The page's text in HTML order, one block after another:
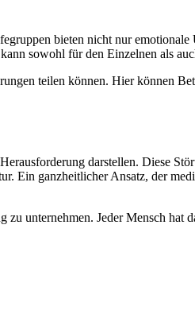
bieten nicht nur
sowohl für den Einzelnen als
teilen können. Hier können
darstellen. Diese
Ein ganzheitlicher Ansatz, der
unternehmen. Jeder Mensch hat